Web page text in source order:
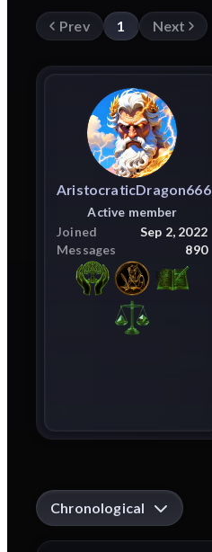
Prev 1 Next
AristocraticDragon666
Active member
Joined
Sep 2, 2022
Messages
890
Chronological